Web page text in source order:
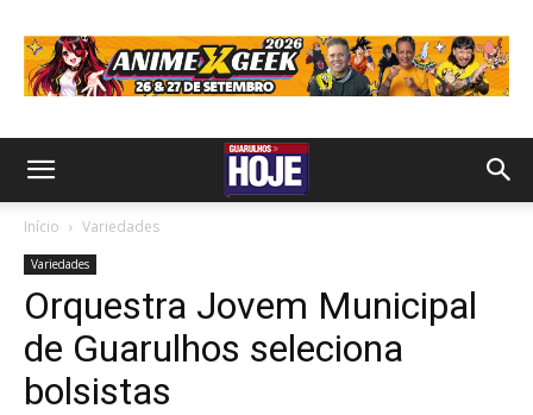
Início Variedades
Variedades
Orquestra Jovem Municipal
de Guarulhos seleciona
bolsistas